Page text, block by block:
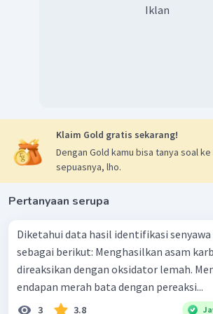
Iklan
Klaim Gold gratis sekarang!
Dengan Gold kamu bisa tanya soal ke
sepuasnya, lho.
Pertanyaan serupa
Diketahui data hasil identifikasi senyawa
sebagai berikut: Menghasilkan asam karboksilat jika
direaksikan dengan oksidator lemah. Menghasilkan
endapan merah bata dengan pereaksi...
3 3.8